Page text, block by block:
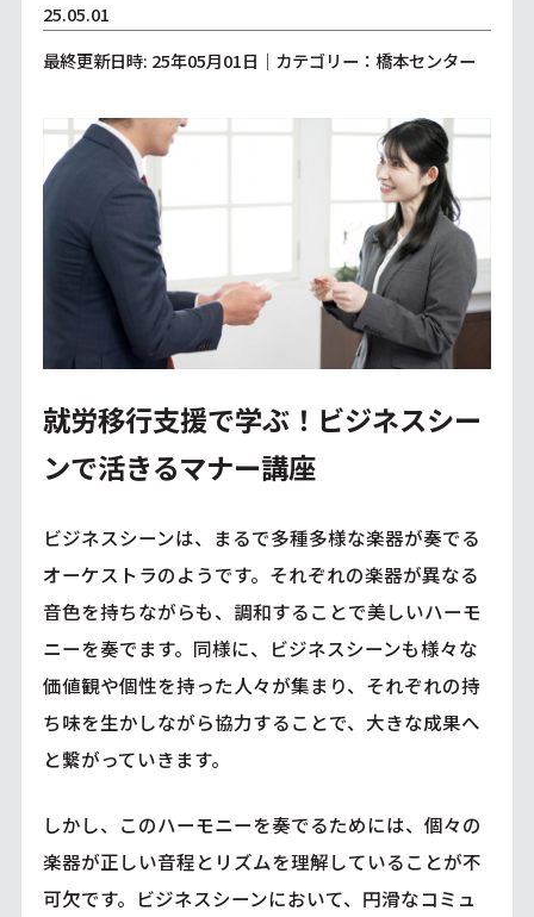
25.05.01
最終更新日時: 25年05月01日｜カテゴリー：橋本センター
就労移行支援で学ぶ！ビジネスシー
ンで活きるマナー講座
ビジネスシーンは、まるで多種多様な楽器が奏でる
オーケストラのようです。それぞれの楽器が異なる
音色を持ちながらも、調和することで美しいハーモ
ニーを奏でます。同様に、ビジネスシーンも様々な
価値観や個性を持った人々が集まり、それぞれの持
ち味を生かしながら協力することで、大きな成果へ
と繋がっていきます。
しかし、このハーモニーを奏でるためには、個々の
楽器が正しい音程とリズムを理解していることが不
可欠です。ビジネスシーンにおいて、円滑なコミュ